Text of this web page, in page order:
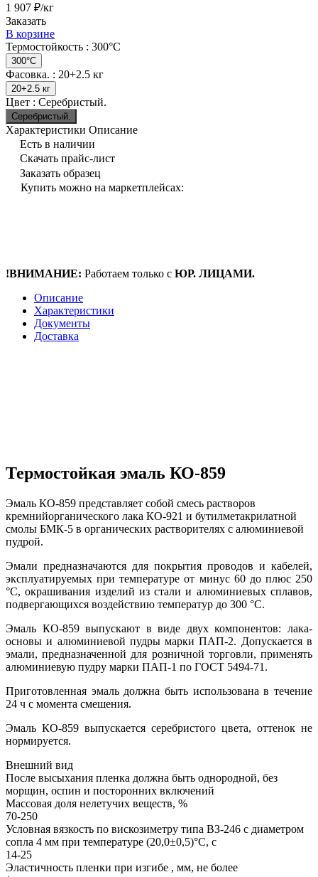
1 907 ₽/кг
Заказать
В корзине
Термостойкость : 300°С
300°С
Фасовка. : 20+2.5 кг
20+2.5 кг
Цвет : Серебристый.
Серебристый.
Характеристики Описание
Есть в наличии
Скачать прайс-лист
Заказать образец
Купить можно на маркетплейсах:
!ВНИМАНИЕ: Работаем только с ЮР. ЛИЦАМИ.
Описание
Характеристики
Документы
Доставка
Термостойкая эмаль КО-859
Эмаль КО-859 представляет собой смесь растворов
кремнийорганического лака КО-921 и бутилметакрилатной
смолы БМК-5 в органических растворителях с алюминиевой
пудрой.
Эмали предназначаются для покрытия проводов и кабелей,
эксплуатируемых при температуре от минус 60 до плюс 250
°С, окрашивания изделий из стали и алюминиевых сплавов,
подвергающихся воздействию температур до 300 °С.
Эмаль КО-859 выпускают в виде двух компонентов: лака-
основы и алюминиевой пудры марки ПАП-2. Допускается в
эмали, предназначенной для розничной торговли, применять
алюминиевую пудру марки ПАП-1 по ГОСТ 5494-71.
Приготовленная эмаль должна быть использована в течение
24 ч с момента смешения.
Эмаль КО-859 выпускается серебристого цвета, оттенок не
нормируется.
Внешний вид
После высыхания пленка должна быть однородной, без
морщин, оспин и посторонних включений
Массовая доля нелетучих веществ, %
70-250
Условная вязкость по вискозиметру типа ВЗ-246 с диаметром
сопла 4 мм при температуре (20,0±0,5)°С, с
14-25
Эластичность пленки при изгибе , мм, не более